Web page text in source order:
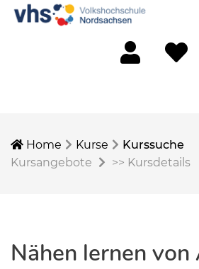
Home Kurse
Kurssuche
Kursangebote
>> Kursdetails
Nähen lernen von